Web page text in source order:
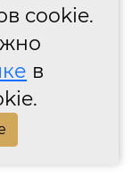
cookie.
в